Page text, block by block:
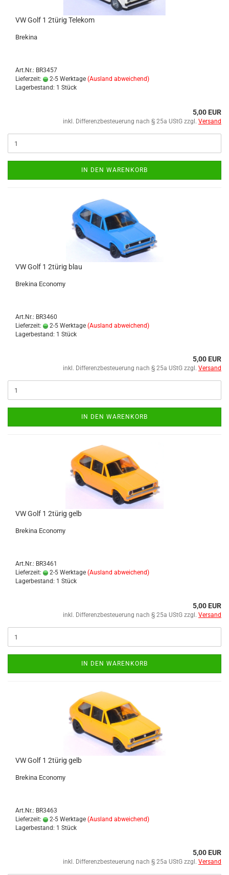
VW Golf 1 2türig Te­le­kom
Bre­ki­na
Art.Nr.: BR3457
Lieferzeit:
2-5 Werktage (Ausland abweichend)
Lagerbestand: 1 Stück
5,00 EUR
inkl. Differenzbesteuerung nach § 25a UStG zzgl. Versand
IN DEN WARENKORB
VW Golf 1 2türig blau
Bre­ki­na Eco­no­my
Art.Nr.: BR3460
Lieferzeit:
2-5 Werktage (Ausland abweichend)
Lagerbestand: 1 Stück
5,00 EUR
inkl. Differenzbesteuerung nach § 25a UStG zzgl. Versand
IN DEN WARENKORB
VW Golf 1 2türig gelb
Bre­ki­na Eco­no­my
Art.Nr.: BR3461
Lieferzeit:
2-5 Werktage (Ausland abweichend)
Lagerbestand: 1 Stück
5,00 EUR
inkl. Differenzbesteuerung nach § 25a UStG zzgl. Versand
IN DEN WARENKORB
VW Golf 1 2türig gelb
Bre­ki­na Eco­no­my
Art.Nr.: BR3463
Lieferzeit:
2-5 Werktage (Ausland abweichend)
Lagerbestand: 1 Stück
5,00 EUR
inkl. Differenzbesteuerung nach § 25a UStG zzgl. Versand